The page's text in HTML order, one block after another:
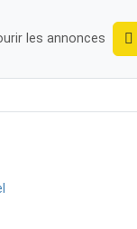
les annonces